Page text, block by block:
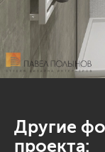
Другие
проекта: